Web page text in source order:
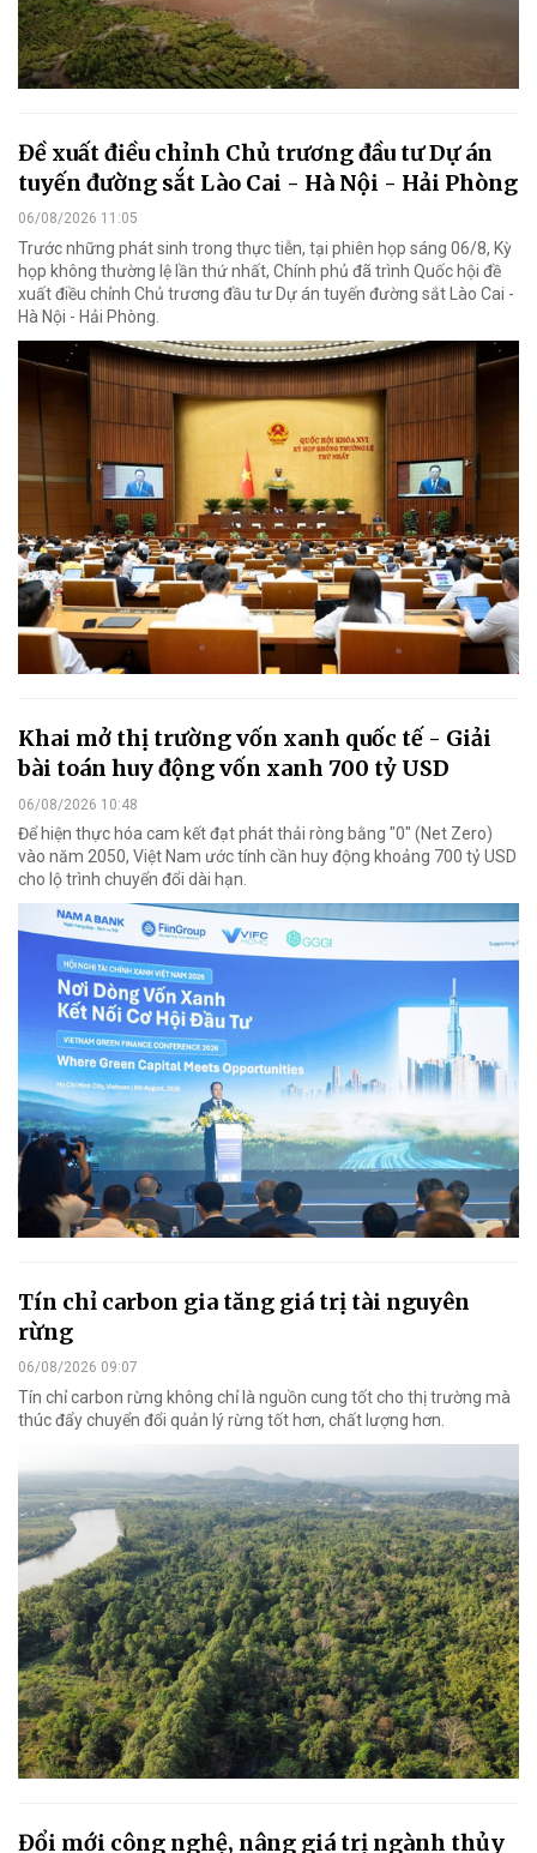
Đề xuất điều chỉnh Chủ trương đầu tư Dự án
tuyến đường sắt Lào Cai - Hà Nội - Hải Phòng
06/08/2026 11:05
Trước những phát sinh trong thực tiễn, tại phiên họp sáng 06/8, Kỳ
họp không thường lệ lần thứ nhất, Chính phủ đã trình Quốc hội đề
xuất điều chỉnh Chủ trương đầu tư Dự án tuyến đường sắt Lào Cai -
Hà Nội - Hải Phòng.
Khai mở thị trường vốn xanh quốc tế - Giải
bài toán huy động vốn xanh 700 tỷ USD
06/08/2026 10:48
Để hiện thực hóa cam kết đạt phát thải ròng bằng "0" (Net Zero)
vào năm 2050, Việt Nam ước tính cần huy động khoảng 700 tỷ USD
cho lộ trình chuyển đổi dài hạn.
Tín chỉ carbon gia tăng giá trị tài nguyên
rừng
06/08/2026 09:07
Tín chỉ carbon rừng không chỉ là nguồn cung tốt cho thị trường mà
thúc đẩy chuyển đổi quản lý rừng tốt hơn, chất lượng hơn.
Đổi mới công nghệ, nâng giá trị ngành thủy